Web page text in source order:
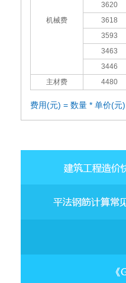
机械费
3620
3618
3593
3463
3446
主材费
4480
费用(元) = 数量 * 单价(元)